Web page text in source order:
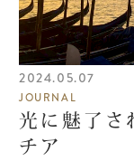
2024.05.07
JOURNAL
光に魅了さ
チア